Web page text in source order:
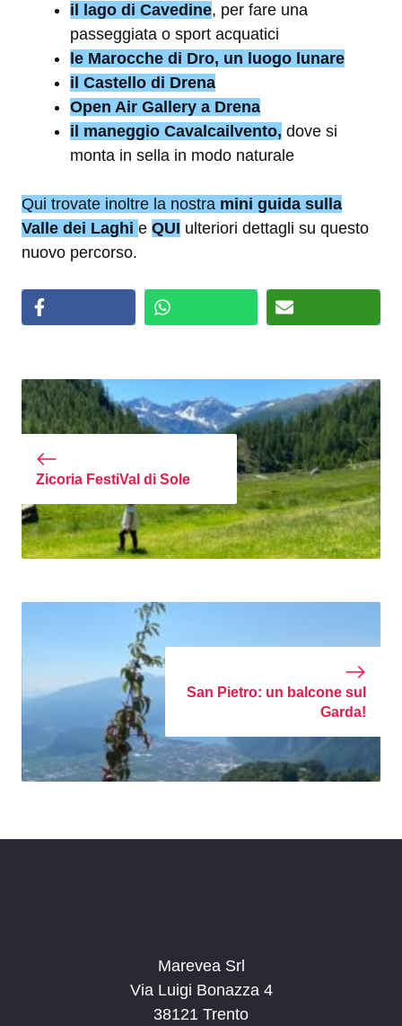
il lago di Cavedine, per fare una
passeggiata o sport acquatici
le Marocche di Dro, un luogo lunare
il Castello di Drena
Open Air Gallery a Drena
il maneggio Cavalcailvento, dove si
monta in sella in modo naturale
Qui trovate inoltre la nostra mini guida sulla
Valle dei Laghi e QUI ulteriori dettagli su questo
nuovo percorso.
Zicoria FestiVal di Sole
San Pietro: un balcone sul
Garda!
Marevea Srl
Via Luigi Bonazza 4
38121 Trento